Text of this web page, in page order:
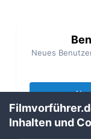
Neues
Inhalten und